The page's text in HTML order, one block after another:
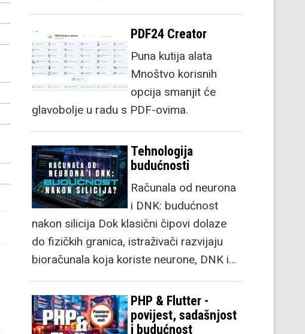
PDF24 Creator
Puna kutija alata
Mnoštvo korisnih
opcija smanjit će
glavobolje u radu s PDF-ovima.
Tehnologija
budućnosti
Računala od neurona
i DNK: budućnost
nakon silicija Dok klasični čipovi dolaze
do fizičkih granica, istraživači razvijaju
bioračunala koja koriste neurone, DNK i…
PHP & Flutter -
povijest, sadašnjost
i budućnost